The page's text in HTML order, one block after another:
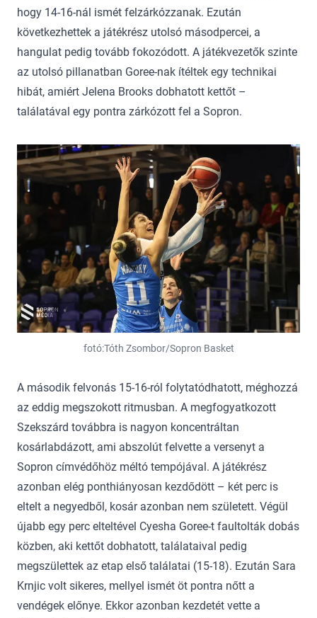
hogy 14-16-nál ismét felzárkózzanak. Ezután
következhettek a játékrész utolsó másodpercei, a
hangulat pedig tovább fokozódott. A játékvezetők szinte
az utolsó pillanatban Goree-nak ítéltek egy technikai
hibát, amiért Jelena Brooks dobhatott kettőt –
találatával egy pontra zárkózott fel a Sopron.
fotó:Tóth Zsombor/Sopron Basket
A második felvonás 15-16-ról folytatódhatott, méghozzá
az eddig megszokott ritmusban. A megfogyatkozott
Szekszárd továbbra is nagyon koncentráltan
kosárlabdázott, ami abszolút felvette a versenyt a
Sopron címvédőhöz méltó tempójával. A játékrész
azonban elég ponthiányosan kezdődött – két perc is
eltelt a negyedből, kosár azonban nem született. Végül
újabb egy perc elteltével Cyesha Goree-t faultolták dobás
közben, aki kettőt dobhatott, találataival pedig
megszülettek az etap első találatai (15-18). Ezután Sara
Krnjic volt sikeres, mellyel ismét öt pontra nőtt a
vendégek előnye. Ekkor azonban kezdetét vette a